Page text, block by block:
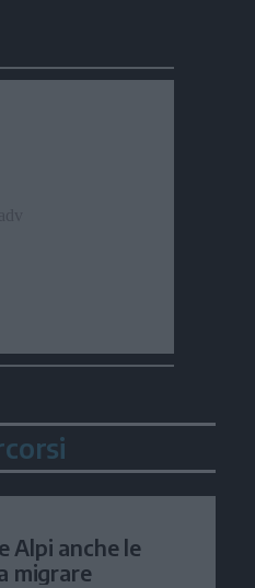
Alpi anche le
migrare